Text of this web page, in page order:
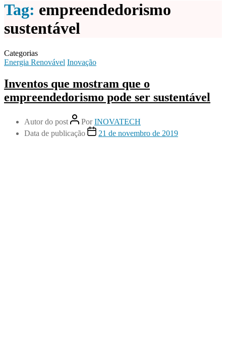
Tag: empreendedorismo
sustentável
Categorias
Energia Renovável Inovação
Inventos que mostram que o
empreendedorismo pode ser sustentável
Autor do post PorINOVATECH
Data de publicação
21 de novembro de 2019